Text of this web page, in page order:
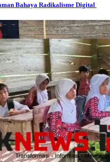
Bahaya Radikalisme Digital